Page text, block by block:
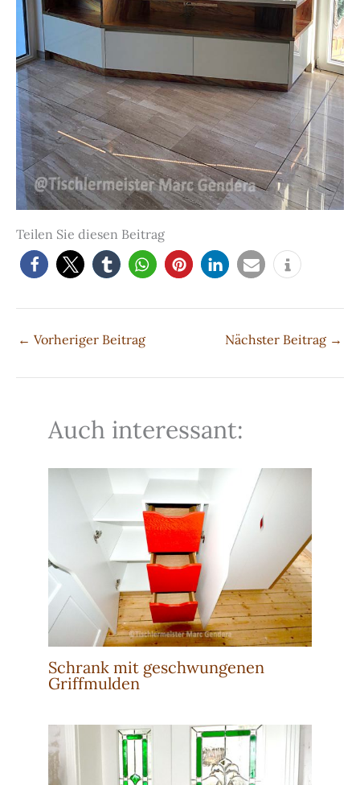
Teilen Sie diesen Beitrag
← Vorheriger Beitrag Nächster Beitrag →
Auch interessant:
Schrank mit geschwungenen
Griffmulden